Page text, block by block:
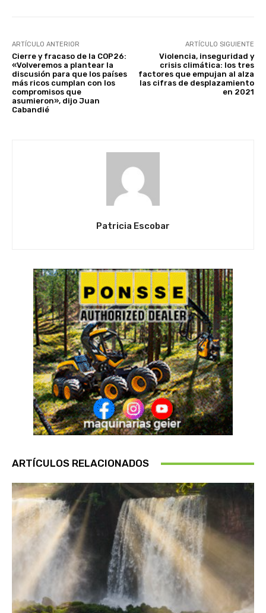
ARTÍCULO ANTERIOR
Cierre y fracaso de la COP26:
«Volveremos a plantear la
discusión para que los países
más ricos cumplan con los
compromisos que
asumieron», dijo Juan
Cabandié
ARTÍCULO SIGUIENTE
Violencia, inseguridad y
crisis climática: los tres
factores que empujan al alza
las cifras de desplazamiento
en 2021
Patricia Escobar
ARTÍCULOS RELACIONADOS